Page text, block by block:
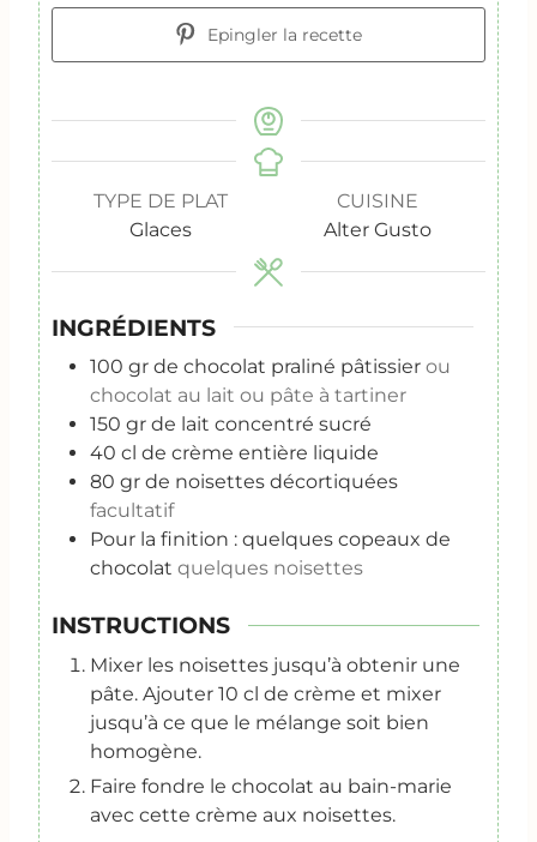
Epingler la recette
TYPE DE PLAT
Glaces
CUISINE
Alter Gusto
INGRÉDIENTS
100 gr de chocolat praliné pâtissier ou
chocolat au lait ou pâte à tartiner
150 gr de lait concentré sucré
40 cl de crème entière liquide
80 gr de noisettes décortiquées
facultatif
Pour la finition : quelques copeaux de
chocolat quelques noisettes
INSTRUCTIONS
Mixer les noisettes jusqu’à obtenir une
pâte. Ajouter 10 cl de crème et mixer
jusqu’à ce que le mélange soit bien
homogène.
Faire fondre le chocolat au bain-marie
avec cette crème aux noisettes.